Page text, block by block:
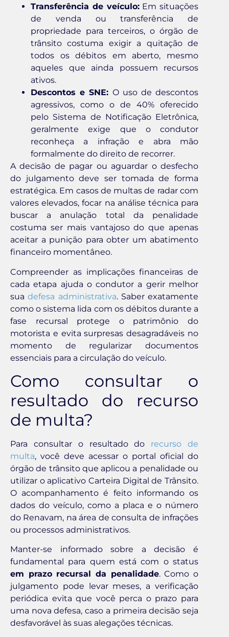
Transferência de veículo:Em situações
de venda ou transferência de
propriedade para terceiros, o órgão de
trânsito costuma exigir a quitação de
todos os débitos em aberto, mesmo
aqueles que ainda possuem recursos
ativos.
Descontos e SNE: O uso de descontos
agressivos, como o de 40% oferecido
pelo Sistema de Notificação Eletrônica,
geralmente exige que o condutor
reconheça a infração e abra mão
formalmente do direito de recorrer.
A decisão de pagar ou aguardar o desfecho
do julgamento deve ser tomada de forma
estratégica. Em casos de multas de radar com
valores elevados, focar na análise técnica para
buscar a anulação total da penalidade
costuma ser mais vantajoso do que apenas
aceitar a punição para obter um abatimento
financeiro momentâneo.
Compreender as implicações financeiras de
cada etapa ajuda o condutor a gerir melhor
suadefesa administrativa. Saber exatamente
como o sistema lida com os débitos durante a
fase recursal protege o patrimônio do
motorista e evita surpresas desagradáveis no
momento de regularizar documentos
essenciais para a circulação do veículo.
Como consultar o
resultado do recurso
de multa?
Para consultar o resultado do recurso de
multa, você deve acessar o portal oficial do
órgão de trânsito que aplicou a penalidade ou
utilizar o aplicativo Carteira Digital de Trânsito.
O acompanhamento é feito informando os
dados do veículo, como a placa e o número
do Renavam, na área de consulta de infrações
ou processos administrativos.
Manter-se informado sobre a decisão é
fundamental para quem está com o status
em prazo recursal da penalidade. Como o
julgamento pode levar meses, a verificação
periódica evita que você perca o prazo para
uma nova defesa, caso a primeira decisão seja
desfavorável às suas alegações técnicas.